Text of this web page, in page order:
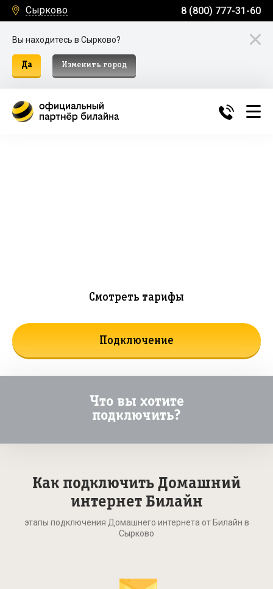
Сырково 8 (800) 777-31-60
Вы находитесь в Сырково?
Да Изменить город
Смотреть тарифы
Подключение
Что вы хотите
подключить?
Как подключить Домашний
интернет Билайн
этапы подключения Домашнего интернета от Билайн в
Сырково